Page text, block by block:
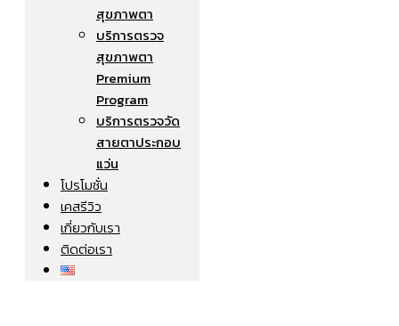
สุขภาพตา
บริการตรวจ
สุขภาพตา
Premium
Program
บริการตรวจวัด
สายตาประกอบ
แว่น
โปรโมชั่น
เคสรีวิว
เกี่ยวกับเรา
ติดต่อเรา